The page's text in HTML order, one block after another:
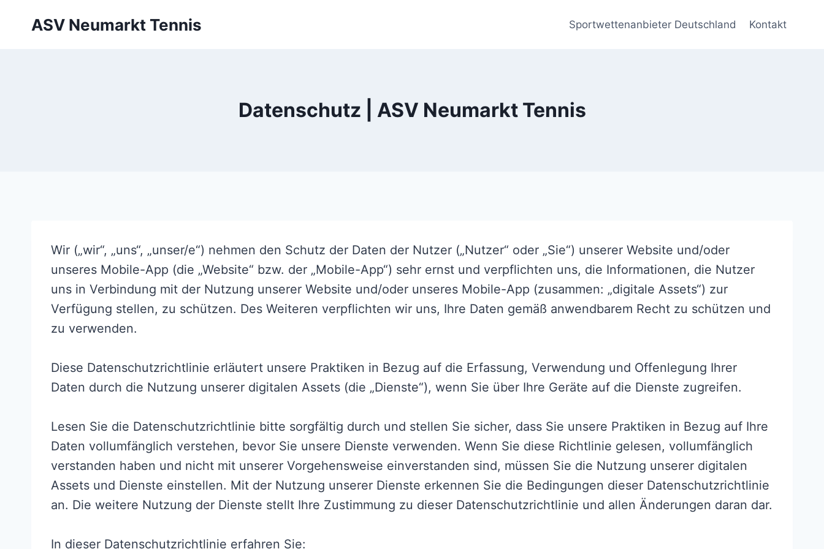
ASV Neumarkt Tennis Sportwettenanbieter Deutschland Kontakt
Datenschutz | ASV Neumarkt Tennis
Wir („wir“, „uns“, „unser/e“) nehmen den Schutz der Daten der Nutzer („Nutzer“ oder „Sie“) unserer Website und/oder
unseres Mobile-App (die „Website“ bzw. der „Mobile-App“) sehr ernst und verpflichten uns, die Informationen, die Nutzer
uns in Verbindung mit der Nutzung unserer Website und/oder unseres Mobile-App (zusammen: „digitale Assets“) zur
Verfügung stellen, zu schützen. Des Weiteren verpflichten wir uns, Ihre Daten gemäß anwendbarem Recht zu schützen und
zu verwenden.
Diese Datenschutzrichtlinie erläutert unsere Praktiken in Bezug auf die Erfassung, Verwendung und Offenlegung Ihrer
Daten durch die Nutzung unserer digitalen Assets (die „Dienste“), wenn Sie über Ihre Geräte auf die Dienste zugreifen.
Lesen Sie die Datenschutzrichtlinie bitte sorgfältig durch und stellen Sie sicher, dass Sie unsere Praktiken in Bezug auf Ihre
Daten vollumfänglich verstehen, bevor Sie unsere Dienste verwenden. Wenn Sie diese Richtlinie gelesen, vollumfänglich
verstanden haben und nicht mit unserer Vorgehensweise einverstanden sind, müssen Sie die Nutzung unserer digitalen
Assets und Dienste einstellen. Mit der Nutzung unserer Dienste erkennen Sie die Bedingungen dieser Datenschutzrichtlinie
an. Die weitere Nutzung der Dienste stellt Ihre Zustimmung zu dieser Datenschutzrichtlinie und allen Änderungen daran dar.
In dieser Datenschutzrichtlinie erfahren Sie: